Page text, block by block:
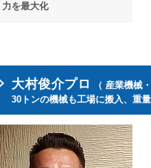
力を最大化
大村俊介プロ
（ 産業機械
30トンの機械も工場に搬入、重